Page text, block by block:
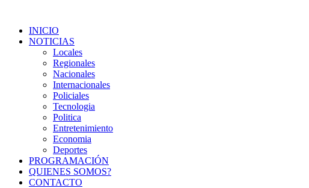
INICIO
NOTICIAS
Locales
Regionales
Nacionales
Internacionales
Policiales
Tecnologia
Politica
Entretenimiento
Economia
Deportes
PROGRAMACIÓN
QUIENES SOMOS?
CONTACTO